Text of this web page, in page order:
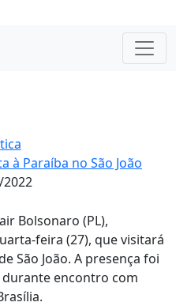
à Paraíba no São João
Bolsonaro (PL),
feira (27), que visitará
São João. A presença foi
encontro com